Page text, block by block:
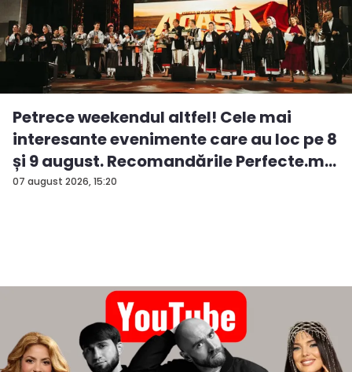
07 august 2026, 15:20
Petrece weekendul altfel! Cele mai
interesante evenimente care au loc pe 8
și 9 august. Recomandările Perfecte.m...